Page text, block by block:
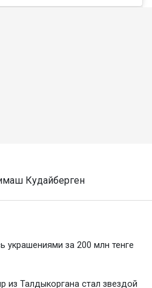
Кудайберген
украшениями за 200 млн тенге
из Талдыкоргана стал звездой